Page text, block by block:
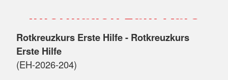
Information zum Kurs
Rotkreuzkurs Erste Hilfe - Rotkreuzkurs
Erste Hilfe
(EH-2026-204)